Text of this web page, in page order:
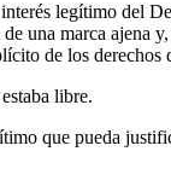
legítimo del
una marca ajena
de los derechos
libre.
que pueda